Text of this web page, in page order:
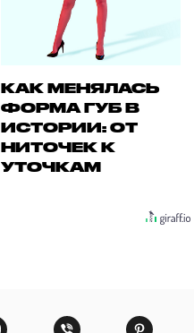
КАК МЕНЯЛАСЬ
ФОРМА ГУБ В
ИСТОРИИ: ОТ
НИТОЧЕК К
УТОЧКАМ